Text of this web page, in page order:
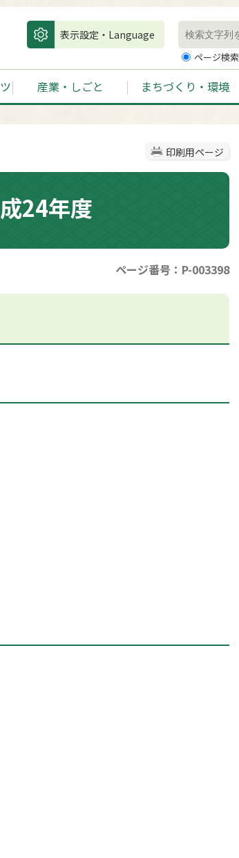
表示設定・Language
ページ検索
産業・しごと まちづくり・環境
印刷用ページ
24年度
ページ番号：P-003398